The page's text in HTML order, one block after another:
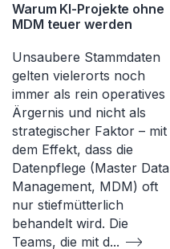
Warum KI-Projekte ohne
MDM teuer werden
Unsaubere Stammdaten
gelten vielerorts noch
immer als rein operatives
Ärgernis und nicht als
strategischer Faktor – mit
dem Effekt, dass die
Datenpflege (Master Data
Management, MDM) oft
nur stiefmütterlich
behandelt wird. Die
Teams, die mit d...